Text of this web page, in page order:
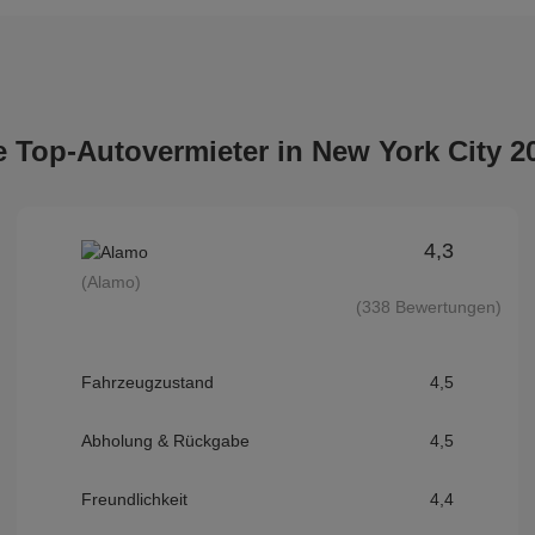
Top-Autovermieter in New York City
(Alamo)
4,3
(338 Bewertungen)
Fahrzeugzustand 4,5
Abholung & Rückgabe 4,5
Freundlichkeit 4,4